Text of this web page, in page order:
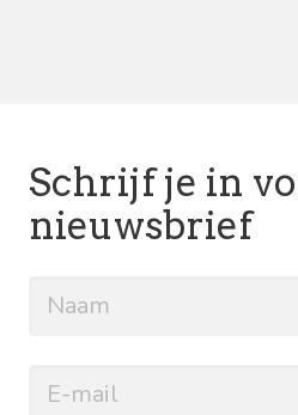
Schrijf je in
nieuwsbrief